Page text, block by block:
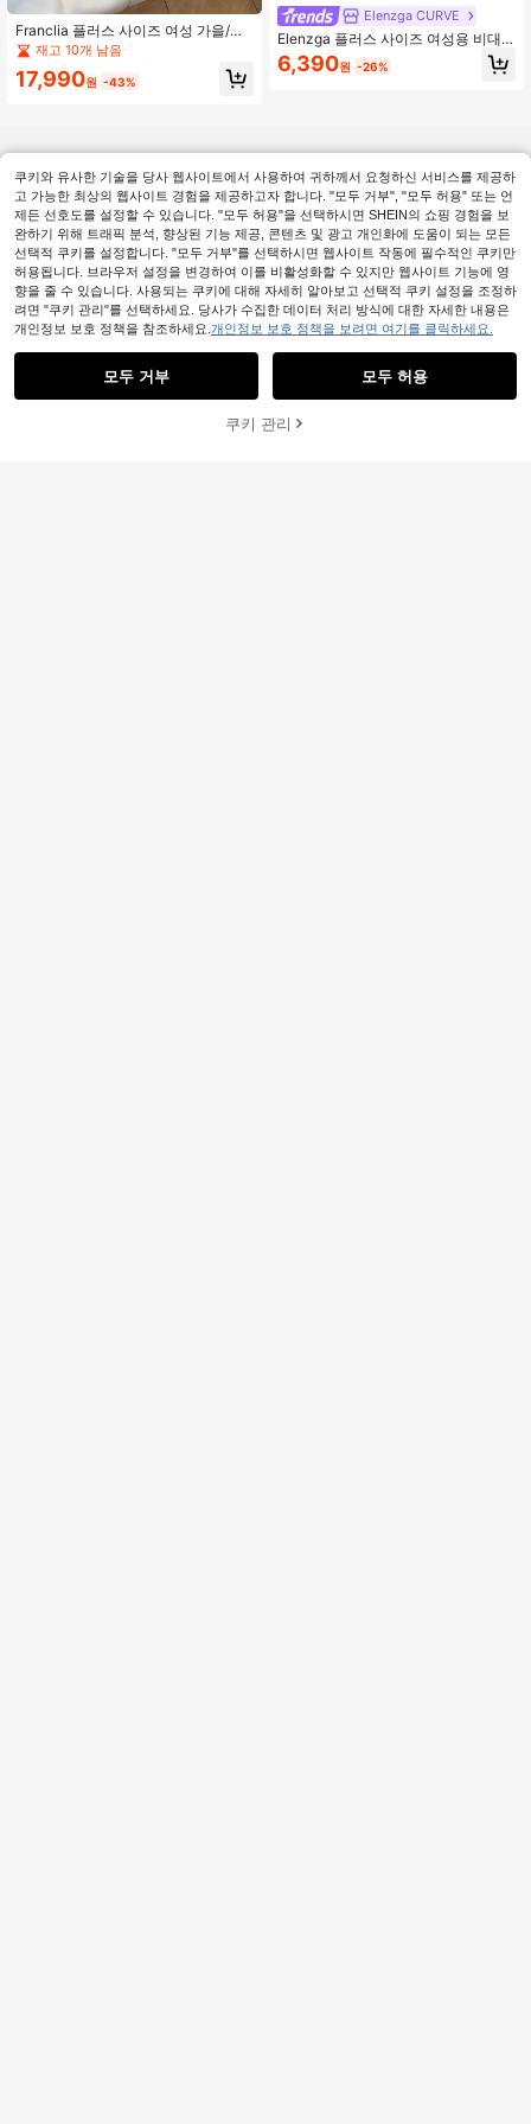
Franclia 플러스 사이즈 여성 가을/겨
울 신상 밍크 플러시 울 반바지, A라인
와이드 레그 팬츠, 퍼 부츠와 함께 착
용, 우아하고 다재다능한 반바지 세트,
이트 반바지
재고 10개 남음
17,990원 -43%
Elenzga CURVE
Elenzga 플러스 사이즈 여성용 비대
칭 칼라 긴팔 크롭 캐주얼 티셔츠, 스
트라이프 프린트, 가을
6,390원 -26%
47% 할인!
쿠키와 유사한 기술을 당사 웹사이트에서 사용하여 귀하께서 요청하신 서비스를 제공하
고 가능한 최상의 웹사이트 경험을 제공하고자 합니다. "모두 거부", "모두 허용" 또는 언
제든 선호도를 설정할 수 있습니다. "모두 허용"을 선택하시면 SHEIN의 쇼핑 경험을 보
완하기 위해 트래픽 분석, 향상된 기능 제공, 콘텐츠 및 광고 개인화에 도움이 되는 모든
선택적 쿠키를 설정합니다. "모두 거부"를 선택하시면 웹사이트 작동에 필수적인 쿠키만
허용됩니다. 브라우저 설정을 변경하여 이를 비활성화할 수 있지만 웹사이트 기능에 영
향을 줄 수 있습니다. 사용되는 쿠키에 대해 자세히 알아보고 선택적 쿠키 설정을 조정하
려면 "쿠키 관리"를 선택하세요. 당사가 수집한 데이터 처리 방식에 대한 자세한 내용은
개인정보 보호 정책을 참조하세요. 개인정보 보호 정책을 보려면 여기를 클릭하세요.
모두 거부 모두 허용
쿠키 관리